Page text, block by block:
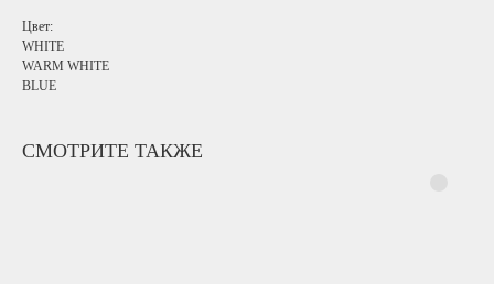
Цвет:
WHITE
WARM WHITE
BLUE
СМОТРИТЕ ТАКЖЕ